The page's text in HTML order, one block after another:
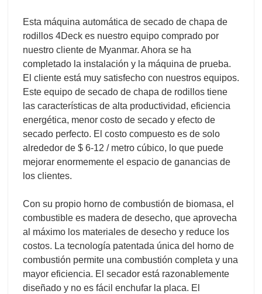
Esta máquina automática de secado de chapa de
rodillos 4Deck es nuestro equipo comprado por
nuestro cliente de Myanmar. Ahora se ha
completado la instalación y la máquina de prueba.
El cliente está muy satisfecho con nuestros equipos.
Este equipo de secado de chapa de rodillos tiene
las características de alta productividad, eficiencia
energética, menor costo de secado y efecto de
secado perfecto. El costo compuesto es de solo
alrededor de $ 6-12 / metro cúbico, lo que puede
mejorar enormemente el espacio de ganancias de
los clientes.
Con su propio horno de combustión de biomasa, el
combustible es madera de desecho, que aprovecha
al máximo los materiales de desecho y reduce los
costos. La tecnología patentada única del horno de
combustión permite una combustión completa y una
mayor eficiencia. El secador está razonablemente
diseñado y no es fácil enchufar la placa. El